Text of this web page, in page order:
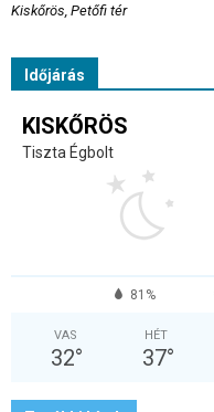
Kiskőrös, Petőfi tér
Időjárás
KISKŐRÖS
Tiszta Égbolt
81%
VAS
32°
HÉT
37°